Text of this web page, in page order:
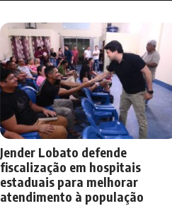
Jender Lobato defende
fiscalização em hospitais
estaduais para melhorar
atendimento à população